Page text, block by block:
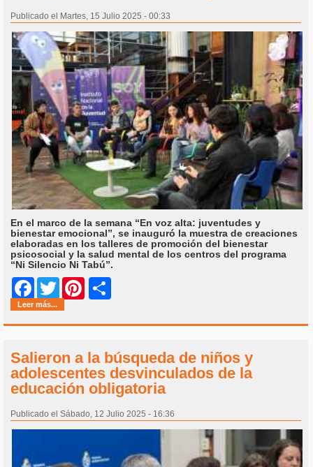
Publicado el Martes, 15 Julio 2025 - 00:33
En el marco de la semana “En voz alta: juventudes y
bienestar emocional”, se inauguró la muestra de creaciones
elaboradas en los talleres de promoción del bienestar
psicosocial y la salud mental de los centros del programa
“Ni Silencio Ni Tabú”.
Facebook
Twitter Pinterest
Leer más...
Salieron a la búsqueda de niños y
adolescentes desvinculados de la
educación obligatoria
Publicado el Sábado, 12 Julio 2025 - 16:36